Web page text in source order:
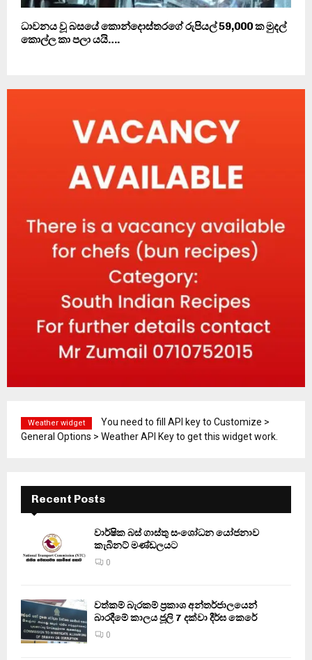
ධාවනය වූ බසයේ කොන්දොස්තරගේ රුපියල් 59,000 ක මුදල්
කොල්ල කා පලා යයි….
Weather widget
You need to fill API key to Customize >
General Options > Weather API Key to get this widget work.
Recent Posts
වාර්ෂික බස් ගාස්තු සංශෝධන යෝජනාව
කැබිනට් මණ්ඩලයට
0
වත්කම් බැරකම් ප්‍රකාශ අන්තර්ජාලයෙන්
බාරදීමේ කාලය ජූලි 7 දක්වා දීර්ඝ කෙරේ
0